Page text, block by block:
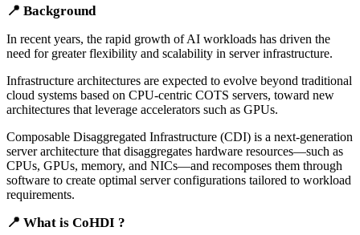
📍 Background
In recent years, the rapid growth of AI workloads has driven the
need for greater flexibility and scalability in server infrastructure.
Infrastructure architectures are expected to evolve beyond traditional
cloud systems based on CPU-centric COTS servers, toward new
architectures that leverage accelerators such as GPUs.
Composable Disaggregated Infrastructure (CDI) is a next-generation
server architecture that disaggregates hardware resources—such as
CPUs, GPUs, memory, and NICs—and recomposes them through
software to create optimal server configurations tailored to workload
requirements.
📍 What is CoHDI ?